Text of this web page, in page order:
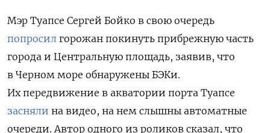
Мэр Туапсе Сергей Бойко в свою очередь
попросил горожан покинуть прибрежную часть
города и Центральную площадь, заявив, что
в Черном море обнаружены БЭКи.
Их передвижение в акватории порта Туапсе
засняли на видео, на нем слышны автоматные
очереди. Автор одного из роликов сказал, что